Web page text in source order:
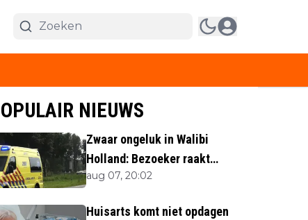
NIEUWS
Zwaar ongeluk in Walibi
Holland: Bezoeker raakt
lichaamsdeel kwijt
aug 07, 20:02
Huisarts komt niet opdagen